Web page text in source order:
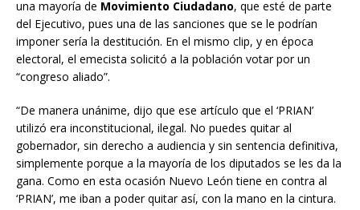
una mayoría de Movimiento Ciudadano, que esté de parte
del Ejecutivo, pues una de las sanciones que se le podrían
imponer sería la destitución. En el mismo clip, y en época
electoral, el emecista solicitó a la población votar por un
“congreso aliado”.
“De manera unánime, dijo que ese artículo que el ‘PRIAN’
utilizó era inconstitucional, ilegal. No puedes quitar al
gobernador, sin derecho a audiencia y sin sentencia definitiva,
simplemente porque a la mayoría de los diputados se les da la
gana. Como en esta ocasión Nuevo León tiene en contra al
‘PRIAN’, me iban a poder quitar así, con la mano en la cintura.